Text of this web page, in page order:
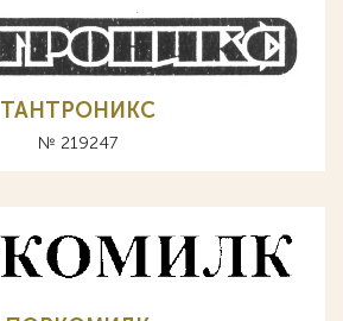
ТАНТРОНИКС
№ 219247